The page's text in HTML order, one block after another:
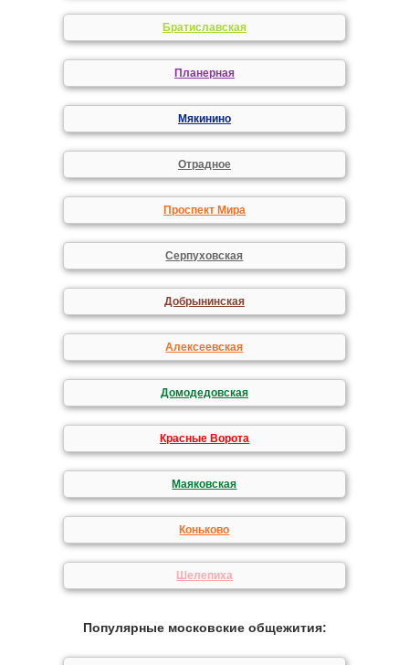
Братиславская
Планерная
Мякинино
Отрадное
Проспект Мира
Серпуховская
Добрынинская
Алексеевская
Домодедовская
Красные Ворота
Маяковская
Коньково
Шелепиха
Популярные московские общежития: